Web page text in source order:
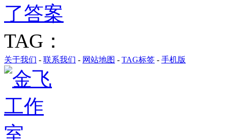
了答案
TAG：
关于我们 - 联系我们 - 网站地图 - TAG标签 - 手机版